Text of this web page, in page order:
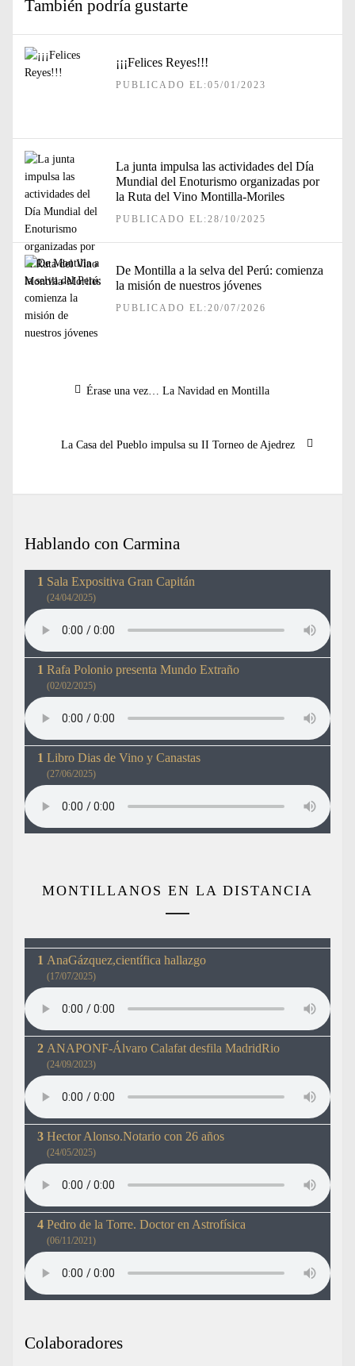
También podría gustarte
¡¡¡Felices Reyes!!!
PUBLICADO EL:05/01/2023
La junta impulsa las actividades del Día
Mundial del Enoturismo organizadas por
la Ruta del Vino Montilla-Moriles
PUBLICADO EL:28/10/2025
De Montilla a la selva del Perú: comienza
la misión de nuestros jóvenes
PUBLICADO EL:20/07/2026
Navegación
Entrada
Érase una vez… La Navidad en Montilla
Entrada
La Casa del Pueblo impulsa su II Torneo de Ajedrez
Hablando con Carmina
Sala Expositiva Gran Capitán
(24/04/2025)
Rafa Polonio presenta Mundo Extraño
(02/02/2025)
Libro Dias de Vino y Canastas
(27/06/2025)
MONTILLANOS EN LA DISTANCIA
AnaGázquez,científica hallazgo
(17/07/2025)
ANAPONF-Álvaro Calafat desfila MadridRio
(24/09/2023)
Hector Alonso.Notario con 26 años
(24/05/2025)
Pedro de la Torre. Doctor en Astrofísica
(06/11/2021)
Colaboradores